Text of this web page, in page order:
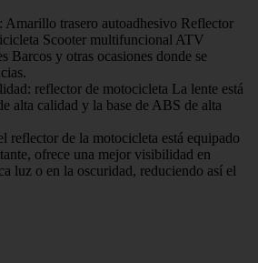
Amarillo trasero autoadhesivo Reflector
Scooter multifuncional ATV
Barcos y otras ocasiones donde se
reflector de motocicleta La lente está
alta calidad y la base de ABS de alta
reflector de la motocicleta está equipado
ofrece una mejor visibilidad en
luz o en la oscuridad, reduciendo así el